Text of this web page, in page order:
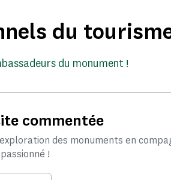
du
du monument !
commentée
des monuments en
!